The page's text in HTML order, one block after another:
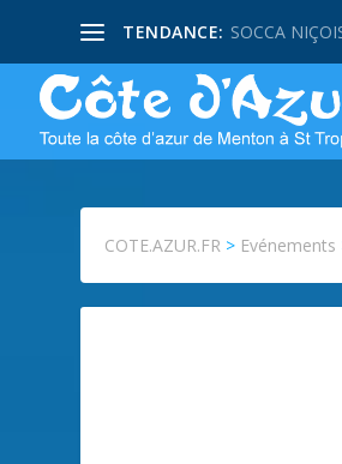
TENDANCE: SOCCA
COTE.AZUR.FR > Evénements